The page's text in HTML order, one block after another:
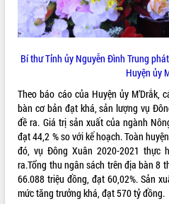
Bí thư Tỉnh ủy Nguyễn Đình Trung
Huyện ủy
Theo báo cáo của Huyện ủy M’Drắk,
bàn cơ bản đạt khá, sản lượng vụ
đề ra. Giá trị sản xuất của ngành
đạt 44,2 % so với kế hoạch. Toàn
đó, vụ Đông Xuân 2020-2021 thực
ra.Tổng thu ngân sách trên địa bàn 8
66.088 triệu đồng, đạt 60,02%. Sản
mức tăng trưởng khá, đạt 570 tỷ đồng.